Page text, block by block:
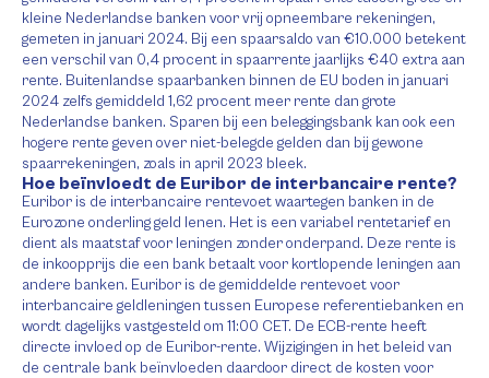
kleine Nederlandse banken voor vrij opneembare rekeningen,
gemeten in januari 2024. Bij een spaarsaldo van €10.000 betekent
een verschil van 0,4 procent in spaarrente jaarlijks €40 extra aan
rente. Buitenlandse spaarbanken binnen de EU boden in januari
2024 zelfs gemiddeld 1,62 procent meer rente dan grote
Nederlandse banken. Sparen bij een beleggingsbank kan ook een
hogere rente geven over niet-belegde gelden dan bij gewone
spaarrekeningen, zoals in april 2023 bleek.
Hoe beïnvloedt de Euribor de interbancaire rente?
Euribor is de interbancaire rentevoet waartegen banken in de
Eurozone onderling geld lenen. Het is een variabel rentetarief en
dient als maatstaf voor leningen zonder onderpand. Deze rente is
de inkoopprijs die een bank betaalt voor kortlopende leningen aan
andere banken. Euribor is de gemiddelde rentevoet voor
interbancaire geldleningen tussen Europese referentiebanken en
wordt dagelijks vastgesteld om 11:00 CET. De ECB-rente heeft
directe invloed op de Euribor-rente. Wijzigingen in het beleid van
de centrale bank beïnvloeden daardoor direct de kosten voor